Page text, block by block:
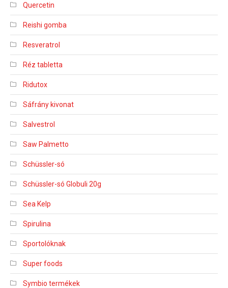
Quercetin
Reishi gomba
Resveratrol
Réz tabletta
Ridutox
Sáfrány kivonat
Salvestrol
Saw Palmetto
Schüssler-só
Schüssler-só Globuli 20g
Sea Kelp
Spirulina
Sportolóknak
Super foods
Symbio termékek